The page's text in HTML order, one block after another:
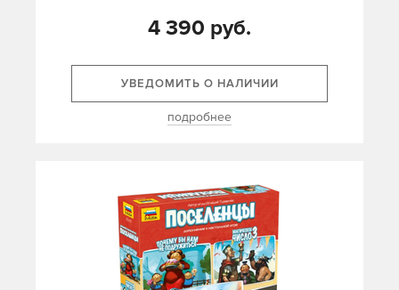
4 390 руб.
УВЕДОМИТЬ О НАЛИЧИИ
подробнее